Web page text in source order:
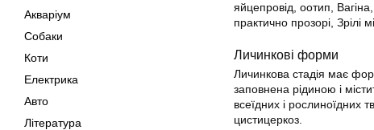
Акваріум
Собаки
Коти
Електрика
Авто
Література
яйцепровід, оотип,
практично прозорі, Зрілі
Личинкові форми
Личинкова стадія має
заповнена рідиною і
всеїдних і
цистицеркоз.